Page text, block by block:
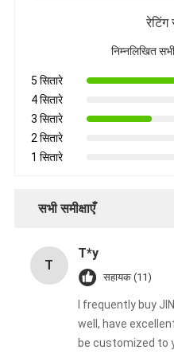
रेटिंग
निम्नलिखित
5 सितारे
4 सितारे
3 सितारे
2 सितारे
1 सितारे
सभी समीक्षाएँ
T
T*y
सहायक (11)
I frequently buy
well, have
be customized to